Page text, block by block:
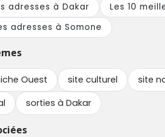
adresses à Dakar Les 10
adresses à Somone
Ouest site culturel site
sorties à Dakar